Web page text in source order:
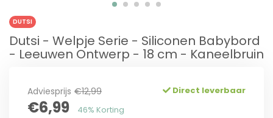
DUTSI
Dutsi - Welpje Serie - Siliconen Babybord
- Leeuwen Ontwerp - 18 cm - Kaneelbruin
Adviesprijs €12,99
€6,99 46% Korting
Direct leverbaar